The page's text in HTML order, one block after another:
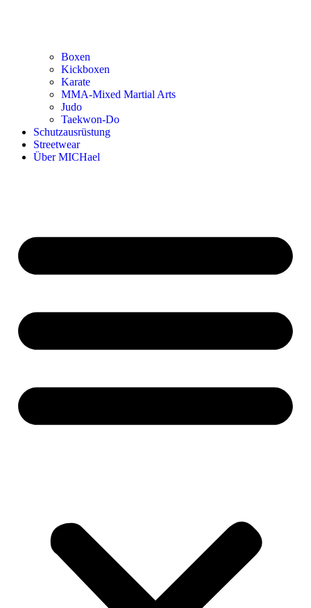
Boxen
Kickboxen
Karate
MMA-Mixed Martial Arts
Judo
Taekwon-Do
Schutzausrüstung
Streetwear
Über MICHael